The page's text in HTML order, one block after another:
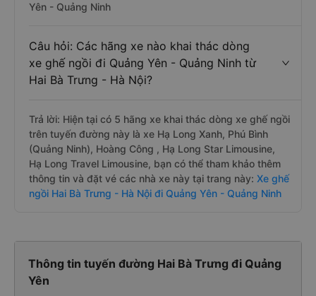
Yên - Quảng Ninh
Câu hỏi: Các hãng xe nào khai thác dòng
xe ghế ngồi đi Quảng Yên - Quảng Ninh từ
Hai Bà Trưng - Hà Nội?
Trả lời: Hiện tại có 5 hãng xe khai thác dòng xe ghế ngồi
trên tuyến đường này là xe Hạ Long Xanh, Phú Bình
(Quảng Ninh), Hoàng Công , Hạ Long Star Limousine,
Hạ Long Travel Limousine, bạn có thể tham khảo thêm
thông tin và đặt vé các nhà xe này tại trang này: Xe ghế
ngồi Hai Bà Trưng - Hà Nội đi Quảng Yên - Quảng Ninh
Thông tin tuyến đường Hai Bà Trưng đi Quảng
Yên